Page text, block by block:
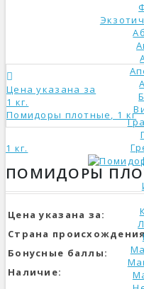
Цена указана за
1 кг.
Помидоры плотные, 1 кг
1 кг.
ПОМИДОРЫ
Цена указана за:
Страна
Бонусные баллы:
Наличие: